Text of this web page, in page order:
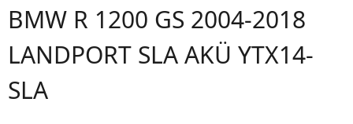
BMW R 1200 GS 2004-2018
LANDPORT SLA AKÜ YTX14-
SLA